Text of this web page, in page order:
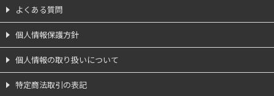
よくある質問
個人情報保護方針
個人情報の取り扱いについて
特定商法取引の表記